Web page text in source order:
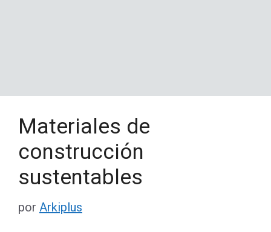
Materiales de
construcción
sustentables
por Arkiplus